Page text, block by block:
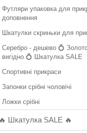
Футляри упаковка для
доповнення
Шкатулки скриньки для
Серебро - дешево 💍
вигідно 💍 Шкатулка SALE
Спортивні прикраси
Запонки срібні чоловічі
Ложки срібні
🔥 Шкатулка SALE 🔥